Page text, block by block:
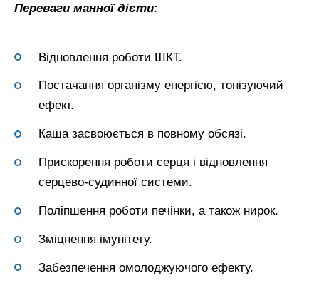
Переваги манної дієти:
Відновлення роботи ШКТ.
Постачання організму енергією, тонізуючий
ефект.
Каша засвоюється в повному обсязі.
Прискорення роботи серця і відновлення
серцево-судинної системи.
Поліпшення роботи печінки, а також нирок.
Зміцнення імунітету.
Забезпечення омолоджуючого ефекту.